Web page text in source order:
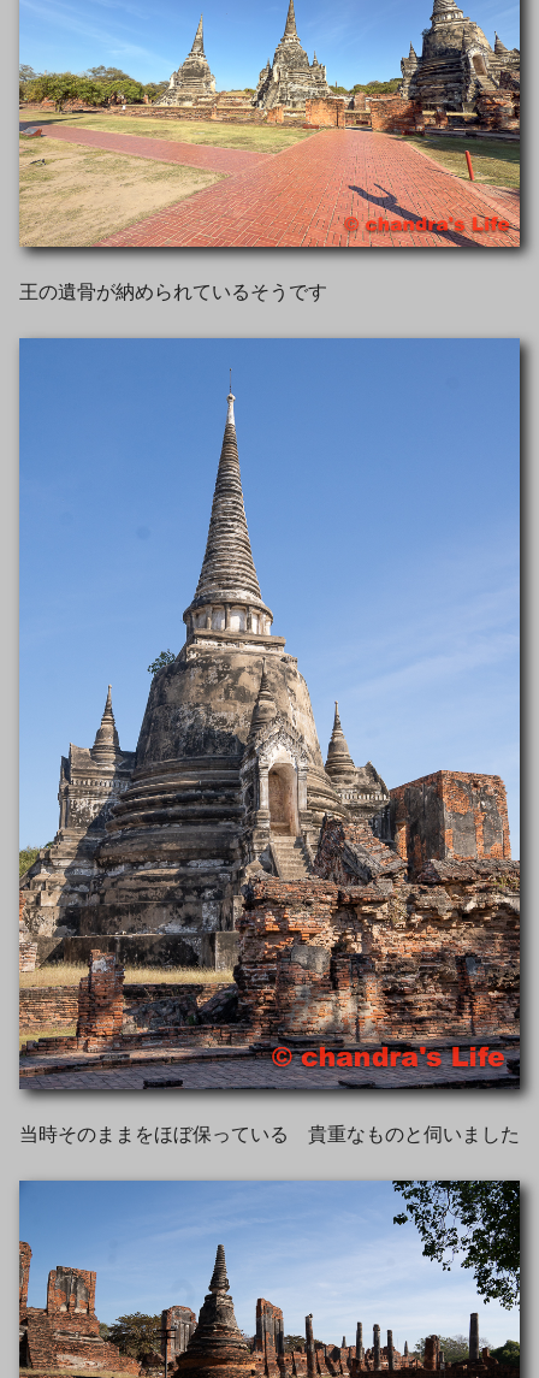
王の遺骨が納められているそうです
当時そのままをほぼ保っている 貴重なものと伺いました